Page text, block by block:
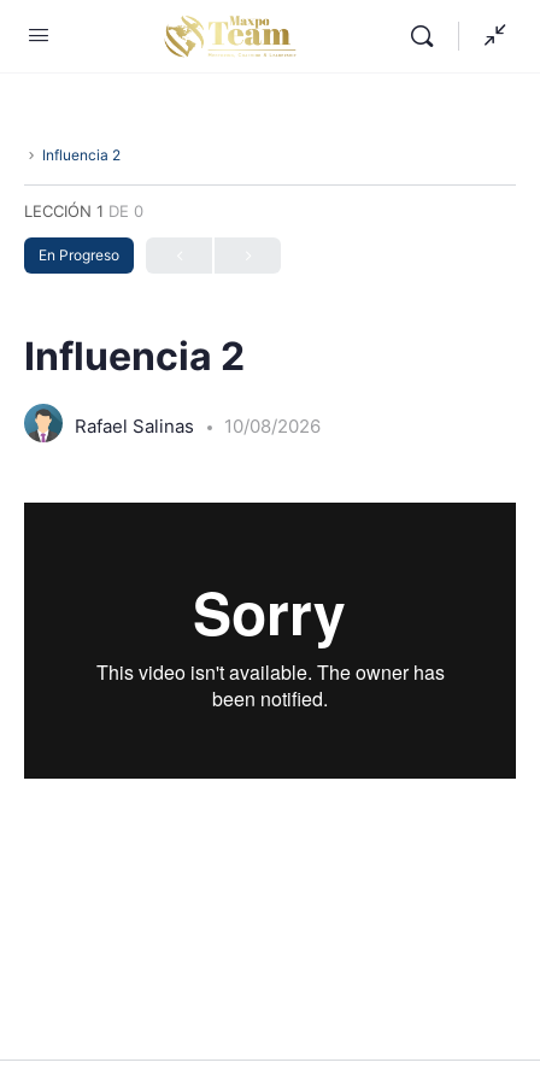
Influencia 2
LECCIÓN 1 DE 0
En Progreso
Influencia 2
Rafael Salinas 10/08/2026